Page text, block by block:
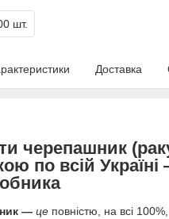
шт.
Доставка
черепашник (
по всій
— це повністю, на всі 100%,